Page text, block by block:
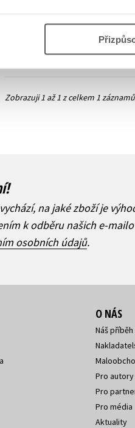
Zobrazuji 1 až 1 z celkem 1 záznamů
na jaké zboží je
k odběru našich e-
osobních údajů.
O NÁS
Náš příběh
Pro autory
Pro
Pro média
Aktuality